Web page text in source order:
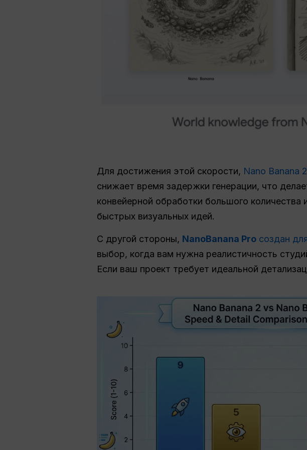
Для достижения этой скорости, Nano Banana
снижает время задержки генерации, что
конвейерной обработки большого
быстрых визуальных идей.
С другой стороны, NanoBanana Pro создан
выбор, когда вам нужна реалистичность
Если ваш проект требует идеальной